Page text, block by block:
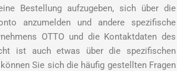
Bestellung aufzugeben, sich über die
anzumelden und andere spezifische
OTTO und die Kontaktdaten des
ist auch etwas über die spezifischen
Sie sich die häufig gestellten Fragen